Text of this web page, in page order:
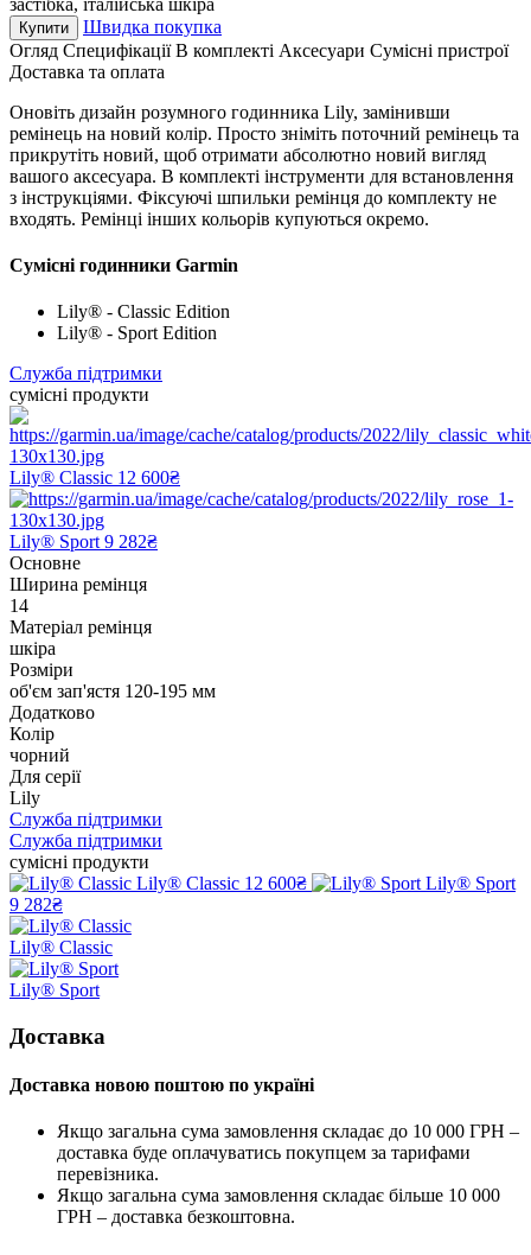
Купити
Швидка покупка
Огляд Специфікації В комплекті Аксесуари Сумісні пристрої
Доставка та оплата
Оновіть дизайн розумного годинника Lily, замінивши
ремінець на новий колір. Просто зніміть поточний ремінець та
прикрутіть новий, щоб отримати абсолютно новий вигляд
вашого аксесуара. В комплекті інструменти для встановлення
з інструкціями. Фіксуючі шпильки ремінця до комплекту не
входять. Ремінці інших кольорів купуються окремо.
Сумісні годинники Garmin
Lily® - Classic Edition
Lily® - Sport Edition
Служба підтримки
сумісні продукти
Lily® Classic 12 600₴
Lily® Sport 9 282₴
Основне
Ширина ремінця
14
Матеріал ремінця
шкіра
Розміри
об'єм зап'ястя 120-195 мм
Додатково
Колір
чорний
Для серії
Lily
Служба підтримки
Служба підтримки
сумісні продукти
Lily® Classic 12 600₴
Lily® Sport
9 282₴
Lily® Classic
Lily® Sport
Доставка
Доставка новою поштою по україні
Якщо загальна сума замовлення складає до 10 000 ГРН –
доставка буде оплачуватись покупцем за тарифами
перевізника.
Якщо загальна сума замовлення складає більше 10 000
ГРН – доставка безкоштовна.